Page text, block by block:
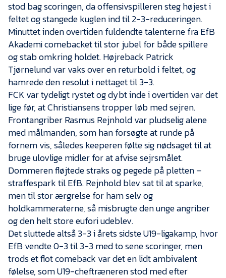
stod bag scoringen, da offensivspilleren steg højest i
feltet og stangede kuglen ind til 2-3-reduceringen.
Minuttet inden overtiden fuldendte talenterne fra EfB
Akademi comebacket til stor jubel for både spillere
og stab omkring holdet. Højreback Patrick
Tjørnelund var vaks over en returbold i feltet, og
hamrede den resolut i nettaget til 3-3.
FCK var tydeligt rystet og dybt inde i overtiden var det
lige før, at Christiansens tropper løb med sejren.
Frontangriber Rasmus Rejnhold var pludselig alene
med målmanden, som han forsøgte at runde på
fornem vis, således keeperen følte sig nødsaget til at
bruge ulovlige midler for at afvise sejrsmålet.
Dommeren fløjtede straks og pegede på pletten –
straffespark til EfB. Rejnhold blev sat til at sparke,
men til stor ærgrelse for ham selv og
holdkammeraterne, så misbrugte den unge angriber
og den helt store eufori udeblev.
Det sluttede altså 3-3 i årets sidste U19-ligakamp, hvor
EfB vendte 0-3 til 3-3 med to sene scoringer, men
trods et flot comeback var det en lidt ambivalent
følelse, som U19-cheftræneren stod med efter